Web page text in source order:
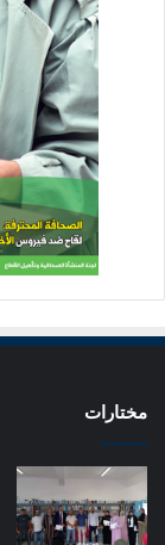
مختارات